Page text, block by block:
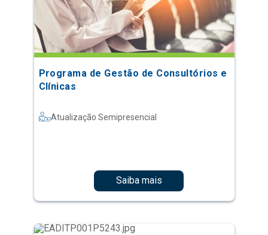
Programa de Gestão de Consultórios e
Clínicas
Atualização Semipresencial
Saiba mais